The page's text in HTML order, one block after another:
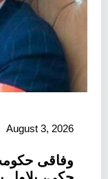
August 3, 2026
وفاقی